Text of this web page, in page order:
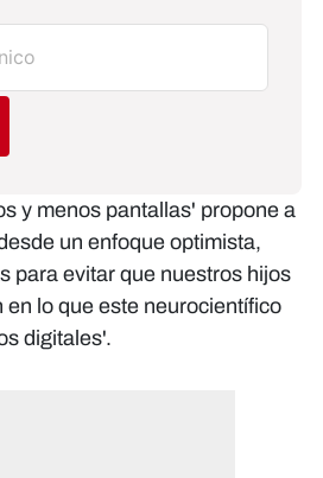
y menos pantallas' propone a
un enfoque optimista,
para evitar que nuestros hijos
en lo que este neurocientífico
digitales'.